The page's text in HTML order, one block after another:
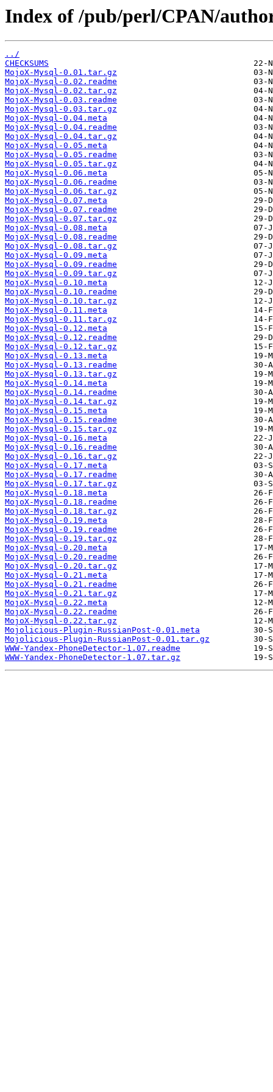
Index of /pub/perl/CPAN/
../
CHECKSUMS
MojoX-Mysql-0.01.tar.gz
MojoX-Mysql-0.02.readme
MojoX-Mysql-0.02.tar.gz
MojoX-Mysql-0.03.readme
MojoX-Mysql-0.03.tar.gz
MojoX-Mysql-0.04.meta
MojoX-Mysql-0.04.readme
MojoX-Mysql-0.04.tar.gz
MojoX-Mysql-0.05.meta
MojoX-Mysql-0.05.readme
MojoX-Mysql-0.05.tar.gz
MojoX-Mysql-0.06.meta
MojoX-Mysql-0.06.readme
MojoX-Mysql-0.06.tar.gz
MojoX-Mysql-0.07.meta
MojoX-Mysql-0.07.readme
MojoX-Mysql-0.07.tar.gz
MojoX-Mysql-0.08.meta
MojoX-Mysql-0.08.readme
MojoX-Mysql-0.08.tar.gz
MojoX-Mysql-0.09.meta
MojoX-Mysql-0.09.readme
MojoX-Mysql-0.09.tar.gz
MojoX-Mysql-0.10.meta
MojoX-Mysql-0.10.readme
MojoX-Mysql-0.10.tar.gz
MojoX-Mysql-0.11.meta
MojoX-Mysql-0.11.tar.gz
MojoX-Mysql-0.12.meta
MojoX-Mysql-0.12.readme
MojoX-Mysql-0.12.tar.gz
MojoX-Mysql-0.13.meta
MojoX-Mysql-0.13.readme
MojoX-Mysql-0.13.tar.gz
MojoX-Mysql-0.14.meta
MojoX-Mysql-0.14.readme
MojoX-Mysql-0.14.tar.gz
MojoX-Mysql-0.15.meta
MojoX-Mysql-0.15.readme
MojoX-Mysql-0.15.tar.gz
MojoX-Mysql-0.16.meta
MojoX-Mysql-0.16.readme
MojoX-Mysql-0.16.tar.gz
MojoX-Mysql-0.17.meta
MojoX-Mysql-0.17.readme
MojoX-Mysql-0.17.tar.gz
MojoX-Mysql-0.18.meta
MojoX-Mysql-0.18.readme
MojoX-Mysql-0.18.tar.gz
MojoX-Mysql-0.19.meta
MojoX-Mysql-0.19.readme
MojoX-Mysql-0.19.tar.gz
MojoX-Mysql-0.20.meta
MojoX-Mysql-0.20.readme
MojoX-Mysql-0.20.tar.gz
MojoX-Mysql-0.21.meta
MojoX-Mysql-0.21.readme
MojoX-Mysql-0.21.tar.gz
MojoX-Mysql-0.22.meta
MojoX-Mysql-0.22.readme
MojoX-Mysql-0.22.tar.gz
Mojolicious-Plugin-RussianPost-0.01.meta
Mojolicious-Plugin-RussianPost-0.01.tar.gz
WWW-Yandex-PhoneDetector-1.07.readme
WWW-Yandex-PhoneDetector-1.07.tar.gz